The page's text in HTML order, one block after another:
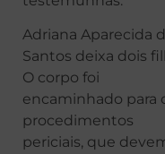
Adriana Aparecida
Santos deixa dois
O corpo foi
encaminhado para
procedimentos
periciais, que